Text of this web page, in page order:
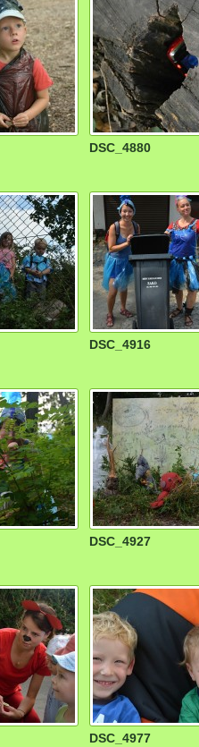
DSC_4880
DSC_4916
DSC_4927
DSC_4977